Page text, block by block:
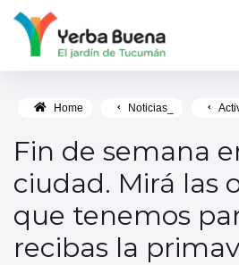
Home Noticias_
Fin de semana
ciudad. Mirá las
que tenemos
recibas la